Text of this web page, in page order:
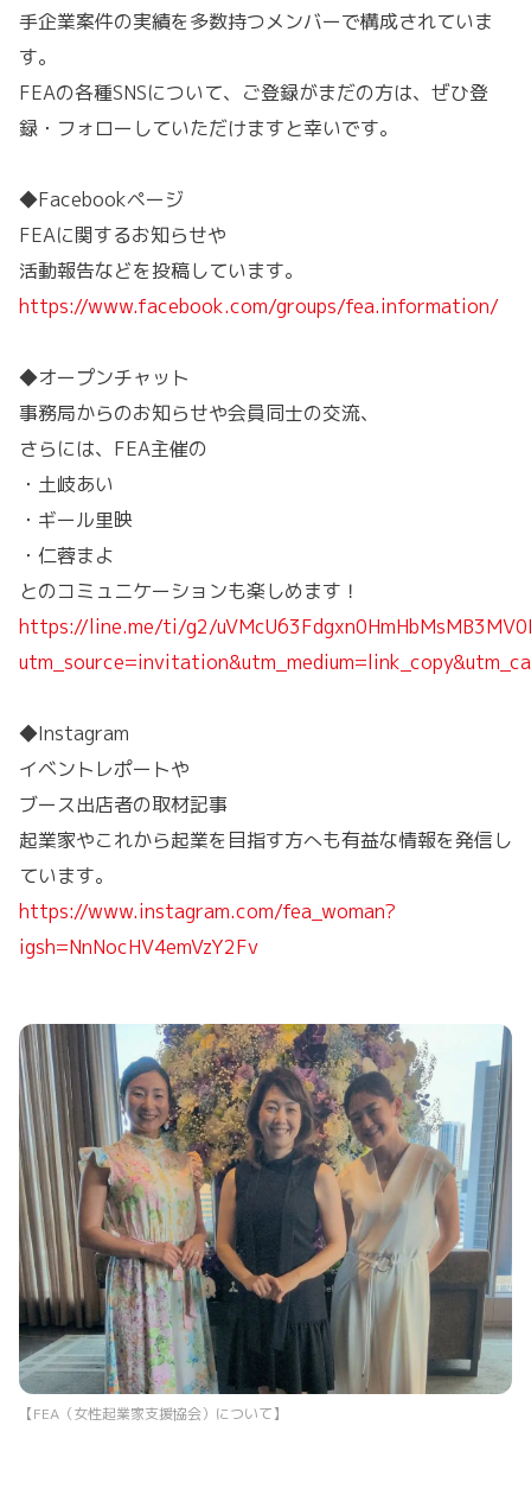
手企業案件の実績を多数持つメンバーで構成されていま
す。
FEAの各種SNSについて、ご登録がまだの方は、ぜひ登
録・フォローしていただけますと幸いです。
◆Facebookページ
FEAに関するお知らせや
活動報告などを投稿しています。
https://www.facebook.com/groups/fea.information/
◆オープンチャット
事務局からのお知らせや会員同士の交流、
さらには、FEA主催の
・土岐あい
・ギール里映
・仁蓉まよ
とのコミュニケーションも楽しめます！
https://line.me/ti/g2/
◆Instagram
イベントレポートや
ブース出店者の取材記事
起業家やこれから起業を目指す方へも有益な情報を発信し
ています。
https://www.instagram.com/fea_woman?
igsh=NnNocHV4emVzY2Fv
【FEA（女性起業家支援協会）について】